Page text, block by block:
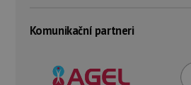
Komunikační partneri